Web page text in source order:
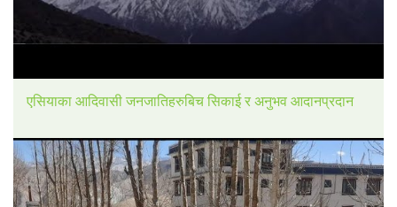
एसियाका आदिवासी जनजातिहरुबिच सिकाई र अनुभव आदानप्रदान